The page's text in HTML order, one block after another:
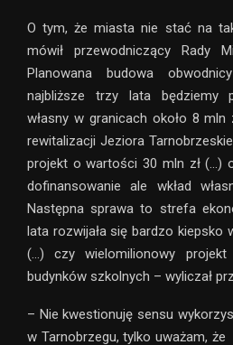
O tym, że miasta nie stać na
mówił przewodniczący Rady
Planowana budowa
najbliższe trzy lata będziemy
własny w granicach około 8 mln
rewitalizacji Jeziora
projekt o wartości 30 mln zł (…)
dofinansowanie ale wkład
Następna sprawa to strefa
lata rozwijała się bardzo kiepsko
(…) czy wielomilionowy projekt
budynków szkolnych – wyliczał
– Nie kwestionuję sensu
w Tarnobrzegu, tylko uważam,